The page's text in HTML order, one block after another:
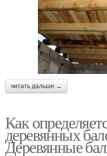
читать дальше →
Как
деревянных
Деревянные